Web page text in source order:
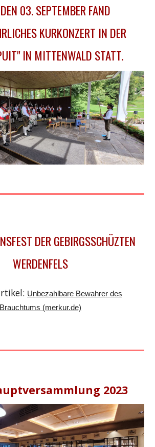
03. SEPTEMBER FAND
KURKONZERT IN DER
IN MITTENWALD STATT.
DER GEBIRGSSCHÜZTEN
WERDENFELS
Unbezahlbare Bewahrer des
Brauchtums (merkur.de)
2023